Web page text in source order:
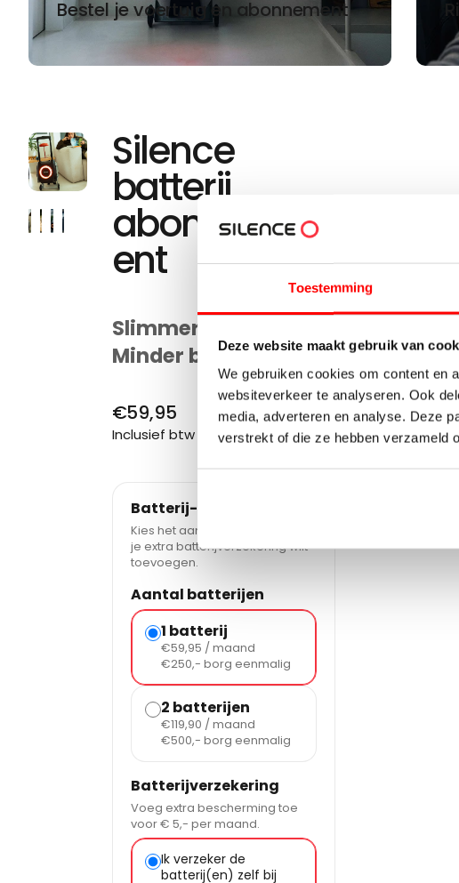
Toestemming
Deze website maakt gebruik van
We gebruiken cookies om content en
websiteverkeer te analyseren. Ook
media, adverteren en analyse. Deze
verstrekt of die ze hebben verzameld
Bestel je voertuig en abonnement
Silence
batterij
abonnem
ent
Slimmer rijden.
Minder betalen.
Normale
prijs
€59,95
Inclusief btw
Batterij-abonnement
Kies het aantal batterijen en of
je extra batterijverzekering wilt
toevoegen.
Aantal batterijen
1 batterij
€59,95 / maand
€250,- borg eenmalig
2 batterijen
€119,90 / maand
€500,- borg eenmalig
Batterijverzekering
Voeg extra bescherming toe
voor € 5,- per maand.
Ik verzeker de
batterij(en) zelf bij